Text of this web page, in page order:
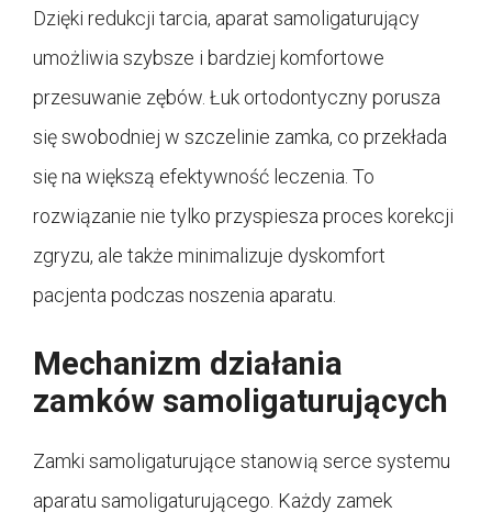
Dzięki redukcji tarcia, aparat samoligaturujący
umożliwia szybsze i bardziej komfortowe
przesuwanie zębów. Łuk ortodontyczny porusza
się swobodniej w szczelinie zamka, co przekłada
się na większą efektywność leczenia. To
rozwiązanie nie tylko przyspiesza proces korekcji
zgryzu, ale także minimalizuje dyskomfort
pacjenta podczas noszenia aparatu.
Mechanizm działania
zamków samoligaturujących
Zamki samoligaturujące stanowią serce systemu
aparatu samoligaturującego. Każdy zamek